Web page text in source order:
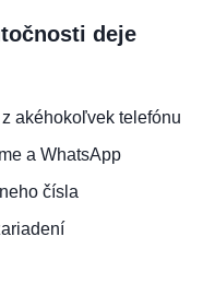
deje
akéhokoľvek telefónu
a WhatsApp
čísla